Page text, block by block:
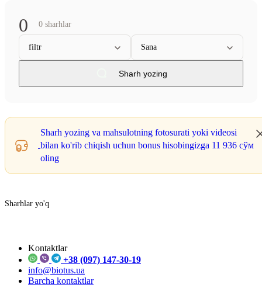
0 0 sharhlar
filtr Sana
Sharh yozing
Sharh yozing va mahsulotning fotosurati yoki videosi
bilan ko'rib chiqish uchun bonus hisobingizga 11 936 сўм
oling
Sharhlar yo'q
Kontaktlar
+38 (097) 147-30-19
info@biotus.ua
Barcha kontaktlar